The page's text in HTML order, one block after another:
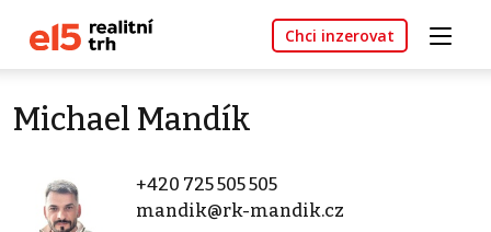
Chci inzerovat
Michael Mandík
+420 725 505 505
mandik@rk-mandik.cz